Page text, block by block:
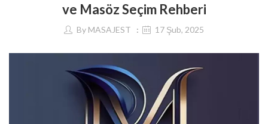
ve Masöz Seçim Rehberi
By MASAJEST 17 Şub, 2025